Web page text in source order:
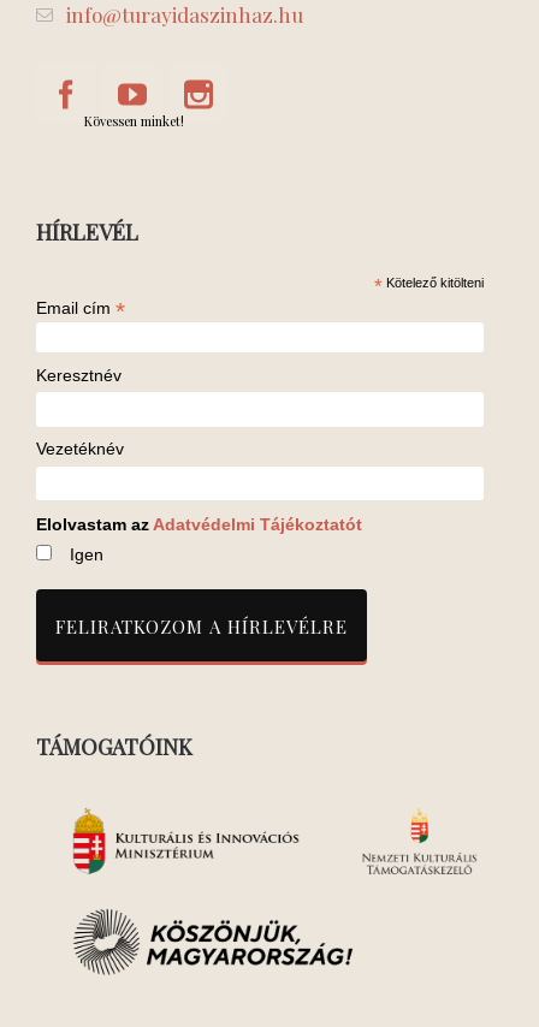
info@turayidaszinhaz.hu
Kövessen minket!
HÍRLEVÉL
* Kötelező kitölteni
Email cím *
Keresztnév
Vezetéknév
Elolvastam az Adatvédelmi Tájékoztatót
Igen
TÁMOGATÓINK